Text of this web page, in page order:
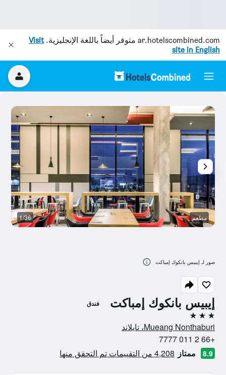
ar.hotelscombined.com متوفر أيضاً باللغة الإنجليزية.Visit
site in English
إيبيس بانكوك إمباكت فندق
3 نجوم
Mueang Nonthaburi، تايلاند
+66 2 011 7777
8.9 ممتاز 4,208 من التقييمات تم التحقق منها
مطعم 1/36
صور لـ إيبيس بانكوك إمباكت